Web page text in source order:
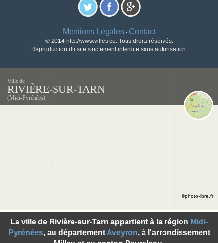
Mentions Légales- Contact
© 2014 http://www.villes.co. Tous droits réservés.
Reproduction du site strictement interdite sans autorisation.
Ville de
RIVIÈRE-SUR-TARN
(Midi-Pyrénées)
La ville de Rivière-sur-Tarn appartient à la région Midi-
Pyrénées, au département Aveyron, à l'arrondissement
©photo-libre.fr